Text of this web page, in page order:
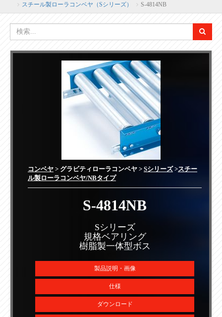
スチール製ローラコンベヤ（Sシリーズ）
S-4814NB
コンベヤ > グラビティローラコンベヤ > Sシリーズ>スチー
ル製ローラコンベヤ/NBタイプ
S-4814NB
Sシリーズ
規格ベアリング
樹脂製一体型ボス
製品説明・画像
仕様
ダウンロード